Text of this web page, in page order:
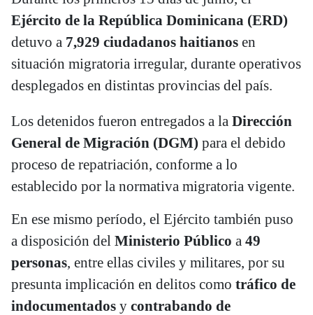
Ejército de la República Dominicana (ERD)
detuvo a 7,929 ciudadanos haitianos en
situación migratoria irregular, durante operativos
desplegados en distintas provincias del país.
Los detenidos fueron entregados a la Dirección
General de Migración (DGM) para el debido
proceso de repatriación, conforme a lo
establecido por la normativa migratoria vigente.
En ese mismo período, el Ejército también puso
a disposición del Ministerio Público a 49
personas, entre ellas civiles y militares, por su
presunta implicación en delitos como tráfico de
indocumentados y contrabando de